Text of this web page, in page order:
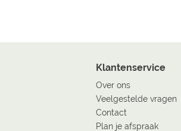
Klantenservice
Over ons
Veelgestelde vragen
Contact
Plan je afspraak